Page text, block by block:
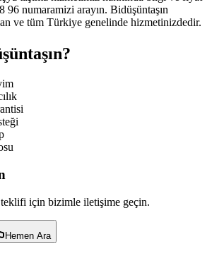
numaramizi arayın. Bidüşüntaşın
ve tüm Türkiye genelinde hizmetinizdedir.
için bizimle iletişime geçin.
Hemen Ara